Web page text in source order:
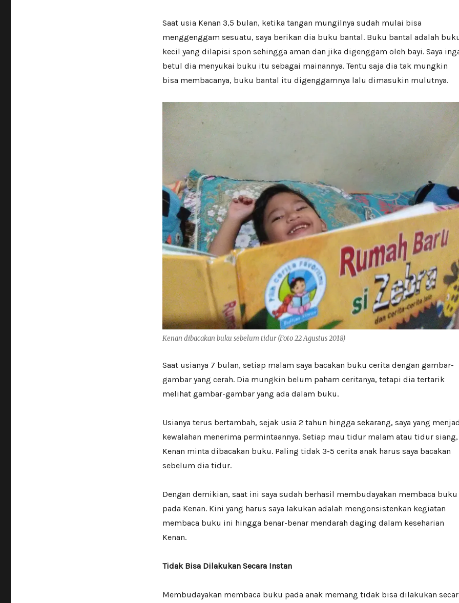
Saat usia Kenan 3,5 bulan, ketika tangan mungilnya sudah mulai bisa
menggenggam sesuatu, saya berikan dia buku bantal. Buku bantal adalah
kecil yang dilapisi spon sehingga aman dan jika digenggam oleh bayi. Saya
betul dia menyukai buku itu sebagai mainannya. Tentu saja dia tak mungkin
bisa membacanya, buku bantal itu digenggamnya lalu dimasukin mulutnya.
Kenan dibacakan buku sebelum tidur (Foto 22 Agustus 2018)
Saat usianya 7 bulan, setiap malam saya bacakan buku cerita dengan gambar-
gambar yang cerah. Dia mungkin belum paham ceritanya, tetapi dia tertarik
melihat gambar-gambar yang ada dalam buku.
Usianya terus bertambah, sejak usia 2 tahun hingga sekarang, saya yang
kewalahan menerima permintaannya. Setiap mau tidur malam atau tidur siang,
Kenan minta dibacakan buku. Paling tidak 3-5 cerita anak harus saya bacakan
sebelum dia tidur.
Dengan demikian, saat ini saya sudah berhasil membudayakan membaca buku
pada Kenan. Kini yang harus saya lakukan adalah mengonsistenkan kegiatan
membaca buku ini hingga benar-benar mendarah daging dalam keseharian
Kenan.
Tidak Bisa Dilakukan Secara Instan
Membudayakan membaca buku pada anak memang tidak bisa dilakukan